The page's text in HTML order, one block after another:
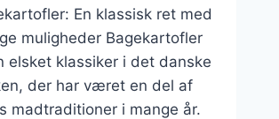
En klassisk ret med
muligheder Bagekartofler
elsket klassiker i det danske
der har været en del af
madtraditioner i mange år.